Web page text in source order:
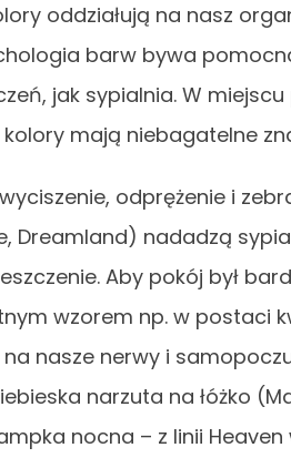
oddziałują na nasz
barw bywa
jak sypialnia. W
mają niebagatelne
odprężenie i
Dreamland) nadadzą
Aby pokój był
wzorem np. w postaci
nasze nerwy i
narzuta na łóżko
nocna – z linii